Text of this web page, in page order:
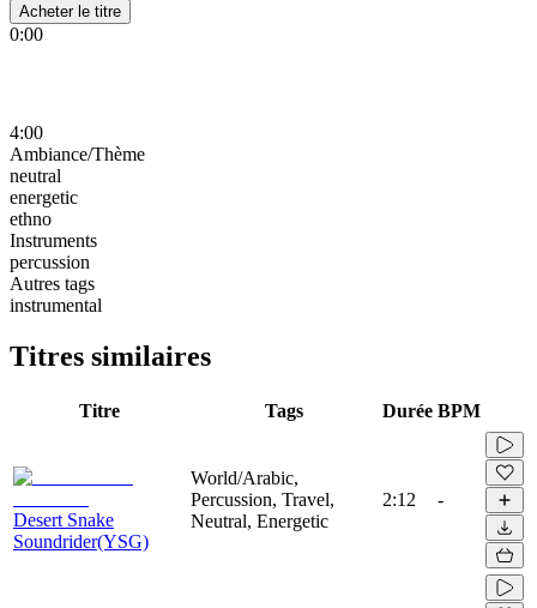
Acheter le titre
0:00
4:00
Ambiance/Thème
neutral
energetic
ethno
Instruments
percussion
Autres tags
instrumental
Titres similaires
Titre Tags Durée BPM
Desert Snake
Soundrider(YSG)
World/Arabic,
Percussion, Travel,
Neutral, Energetic
2:12 -